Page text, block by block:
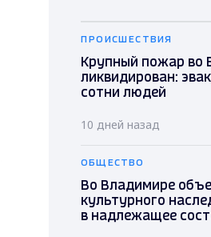
ПРОИСШЕСТВИЯ
Крупный пожар во
ликвидирован:
сотни людей
10 дней назад
ОБЩЕСТВО
Во Владимире
культурного
в надлежащее